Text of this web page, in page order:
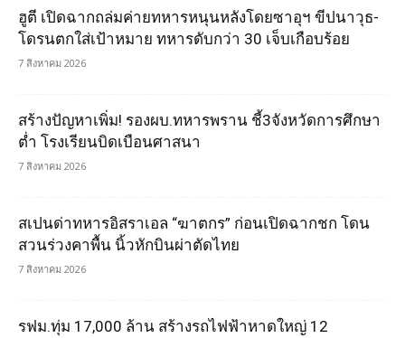
ฮูตี เปิดฉากถล่มค่ายทหารหนุนหลังโดยซาอุฯ ขีปนาวุธ-
โดรนตกใส่เป้าหมาย ทหารดับกว่า 30 เจ็บเกือบร้อย
7 สิงหาคม 2026
สร้างปัญหาเพิ่ม! รองผบ.ทหารพราน ชี้3จังหวัดการศึกษา
ต่ำ โรงเรียนบิดเบือนศาสนา
7 สิงหาคม 2026
สเปนด่าทหารอิสราเอล “ฆาตกร” ก่อนเปิดฉากชก โดน
สวนร่วงคาพื้น นิ้วหักบินผ่าตัดไทย
7 สิงหาคม 2026
รฟม.ทุ่ม 17,000 ล้าน สร้างรถไฟฟ้าหาดใหญ่ 12